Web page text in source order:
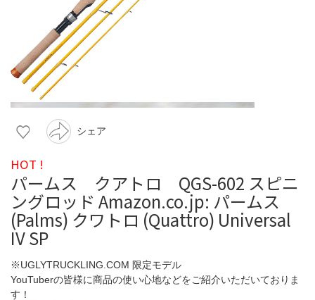
シェア
HOT !
パームス クアトロ QGS-602 スピニ
ングロッド Amazon.co.jp: パームス
(Palms) クワトロ (Quattro) Universal
IV SP
※UGLYTRUCKLING.COM 限定モデル
YouTuberの皆様に商品の使い心地などをご紹介いただいておりま
す！